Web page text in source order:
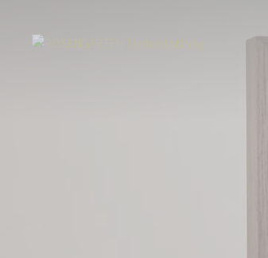
Erinnerungsstücke